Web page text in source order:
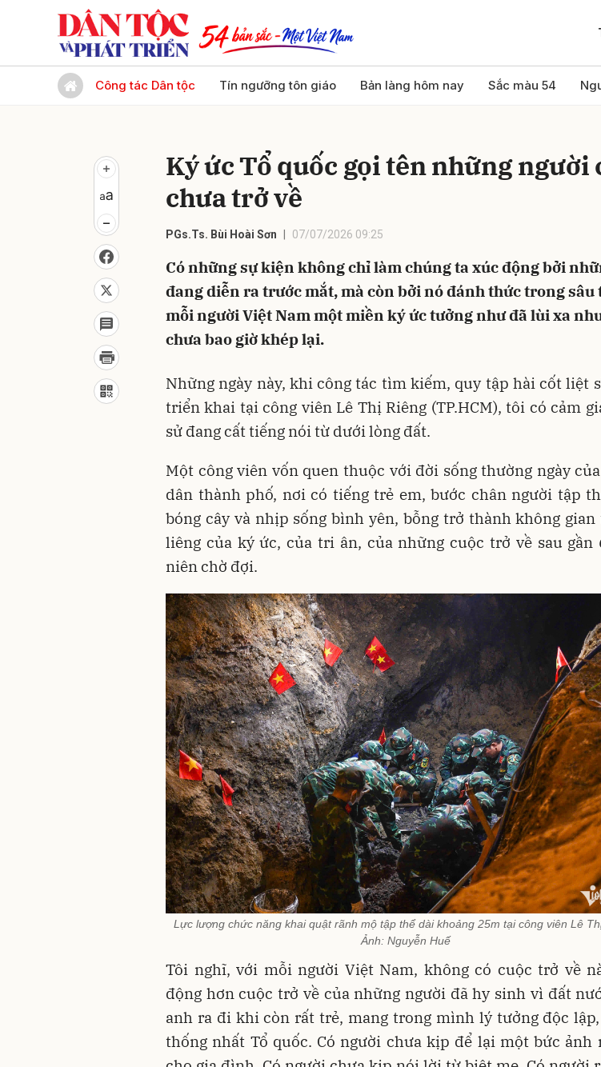
Công tác Dân tộc Tín ngưỡng tôn giáo Bản làng hôm nay Sắc màu 54
Ký ức Tổ quốc gọi tên những người
chưa trở về
PGs.Ts. Bùi Hoài Sơn 07/07/2026 09:25
Có những sự kiện không chỉ làm chúng ta xúc động bởi
đang diễn ra trước mắt, mà còn bởi nó đánh thức trong sâu
mỗi người Việt Nam một miền ký ức tưởng như đã lùi xa
chưa bao giờ khép lại.
Những ngày này, khi công tác tìm kiếm, quy tập hài cốt liệt
triển khai tại công viên Lê Thị Riêng (TP.HCM), tôi có cảm
sử đang cất tiếng nói từ dưới lòng đất.
Một công viên vốn quen thuộc với đời sống thường ngày
dân thành phố, nơi có tiếng trẻ em, bước chân người tập
bóng cây và nhịp sống bình yên, bỗng trở thành không gian
liêng của ký ức, của tri ân, của những cuộc trở về sau gần
niên chờ đợi.
Lực lượng chức năng khai quật rãnh mộ tập thể dài khoảng 25m tại công viên Lê
Ảnh: Nguyễn Huế
Tôi nghĩ, với mỗi người Việt Nam, không có cuộc trở về
động hơn cuộc trở về của những người đã hy sinh vì đất
anh ra đi khi còn rất trẻ, mang trong mình lý tưởng độc
thống nhất Tổ quốc. Có người chưa kịp để lại một bức ảnh
Gửi bình luận